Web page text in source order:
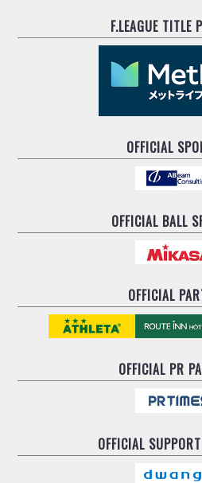
F.LEAGUE TITLE
OFFICIAL
OFFICIAL BALL
OFFICIAL
OFFICIALPR
OFFICIAL